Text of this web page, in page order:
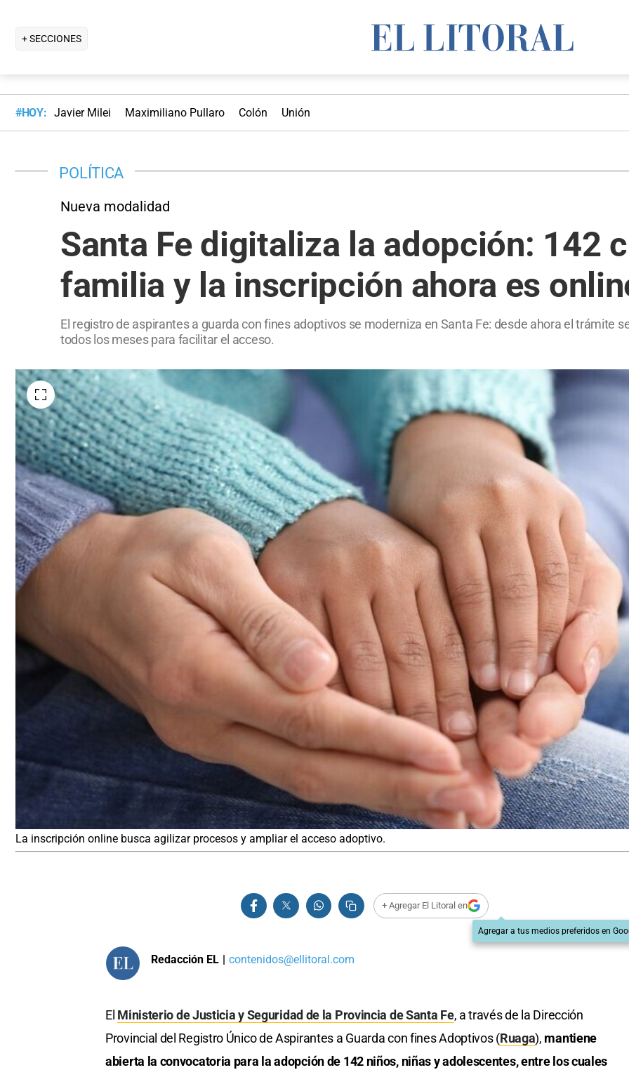
+ SECCIONES
#HOY: Javier Milei Maximiliano Pullaro Colón Unión
POLÍTICA
Nueva modalidad
Santa Fe digitaliza la adopción: 142
familia y la inscripción ahora es
El registro de aspirantes a guarda con fines adoptivos se moderniza en Santa Fe: desde ahora el trámite
todos los meses para facilitar el acceso.
La inscripción online busca agilizar procesos y ampliar el acceso adoptivo.
+ Agregar El Litoral en
Agregar a tus medios preferidos en
Redacción EL | contenidos@ellitoral.com
El Ministerio de Justicia y Seguridad de la Provincia de Santa Fe, a través de la Dirección
Provincial del Registro Único de Aspirantes a Guarda con fines Adoptivos (Ruaga), mantiene
abierta la convocatoria para la adopción de 142 niños, niñas y adolescentes, entre los cuales